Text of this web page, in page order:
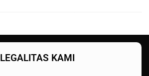
LEGALITAS KAMI